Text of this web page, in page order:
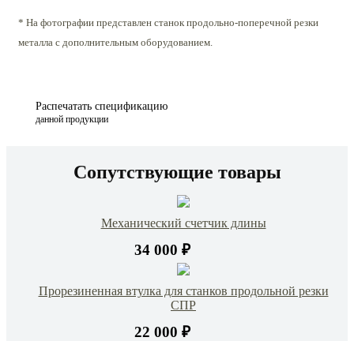
* На фотографии представлен станок продольно-поперечной резки
металла с дополнительным оборудованием.
Распечатать спецификацию
данной продукции
Сопутствующие товары
Механический счетчик длины
34 000 ₽
Прорезиненная втулка для станков продольной резки
СПР
22 000 ₽